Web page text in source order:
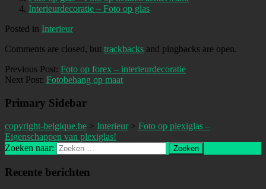
Interieurdecoratie – Foto op glas
Posted in Interieur
Comments are closed, but trackbacks and pingbacks are open.
Previous Post: Foto op forex – interieurdecoratie
Next Post: Fotobehang op maat
Primary Sidebar
copyright-belgique.be > Interieur > Foto op plexiglas –
Eigenschappen van plexiglas!
Zoeken naar:
Recente berichten